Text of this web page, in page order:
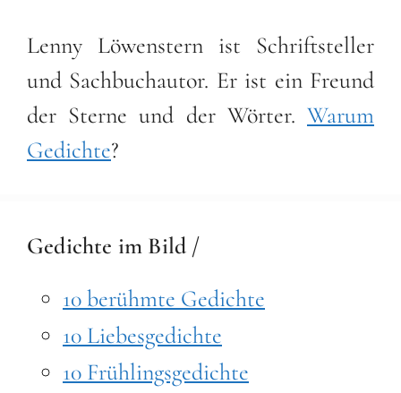
Lenny Löwenstern ist Schriftsteller
und Sachbuchautor. Er ist ein Freund
der Sterne und der Wörter. Warum
Gedichte?
Gedichte im Bild /
10 berühmte Gedichte
10 Liebesgedichte
10 Frühlingsgedichte